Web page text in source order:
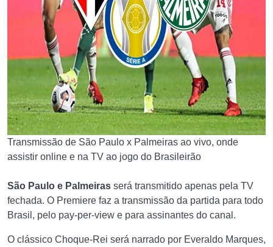
Transmissão de São Paulo x Palmeiras ao vivo, onde
assistir online e na TV ao jogo do Brasileirão
São Paulo e Palmeiras será transmitido apenas pela TV
fechada. O Premiere faz a transmissão da partida para todo
Brasil, pelo pay-per-view e para assinantes do canal.
O clássico Choque-Rei será narrado por Everaldo Marques,